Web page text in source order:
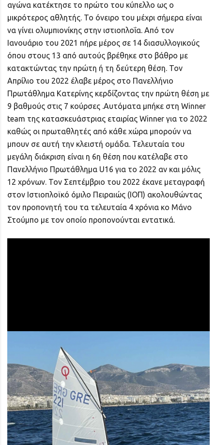
αγώνα κατέκτησε το πρώτο του κύπελλο ως ο
μικρότερος αθλητής. Το όνειρο του μέχρι σήμερα είναι
να γίνει ολυμπιονίκης στην ιστιοπλοΐα. Από τον
Ιανουάριο του 2021 πήρε μέρος σε 14 διασυλλογικούς
όπου στους 13 από αυτούς βρέθηκε στο βάθρο με
κατακτώντας την πρώτη ή τη δεύτερη θέση. Τον
Απρίλιο του 2022 έλαβε μέρος στο Πανελλήνιο
Πρωτάθλημα Κατερίνης κερδίζοντας την πρώτη θέση με
9 βαθμούς στις 7 κούρσες .Αυτόματα μπήκε στη Winner
team της κατασκευάστριας εταιρίας Winner για το 2022
καθώς οι πρωταθλητές από κάθε χώρα μπορούν να
μπουν σε αυτή την κλειστή ομάδα. Τελευταία του
μεγάλη διάκριση είναι η 6η θέση που κατέλαβε στο
Πανελλήνιο Πρωτάθλημα U16 για το 2022 αν και μόλις
12 χρόνων. Τον Σεπτέμβριο του 2022 έκανε μεταγραφή
στον Iστιοπλοϊκό όμιλο Πειραιώς (ΙΟΠ) ακολουθώντας
τον προπονητή του τα τελευταία 4 χρόνια κο Μάνο
Στούμπο με τον οποίο προπονούνται εντατικά.